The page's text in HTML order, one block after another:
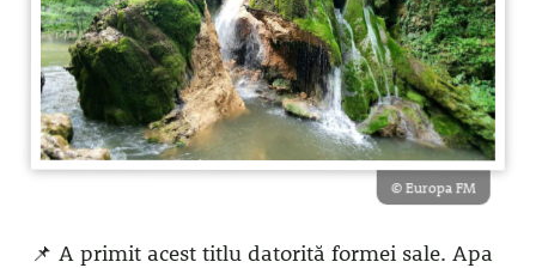
© Europa FM
📌 A primit acest titlu datorită formei sale. Apa